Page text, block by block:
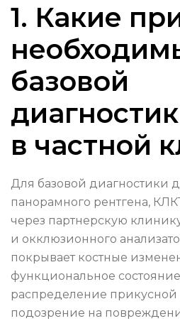
1. Какие
базовой
в частной
Для базовой диагностики
панорамного рентгена,
через партнерскую
и окклюзионного
покрывает костные
функциональное
распределение прикусной
подозрение на